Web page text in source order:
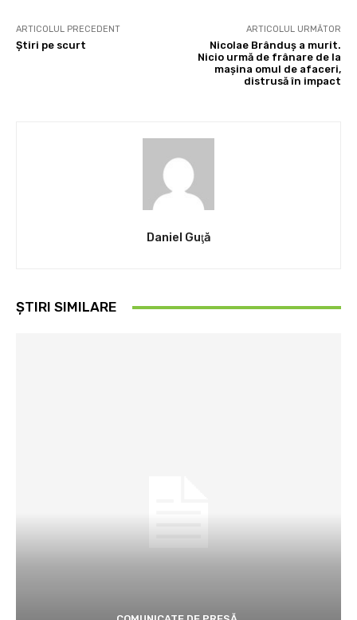
ARTICOLUL PRECEDENT
Ştiri pe scurt
ARTICOLUL URMĂTOR
Nicolae Brânduş a murit.
Nicio urmă de frânare de la
maşina omul de afaceri,
distrusă în impact
Daniel Guţă
ȘTIRI SIMILARE